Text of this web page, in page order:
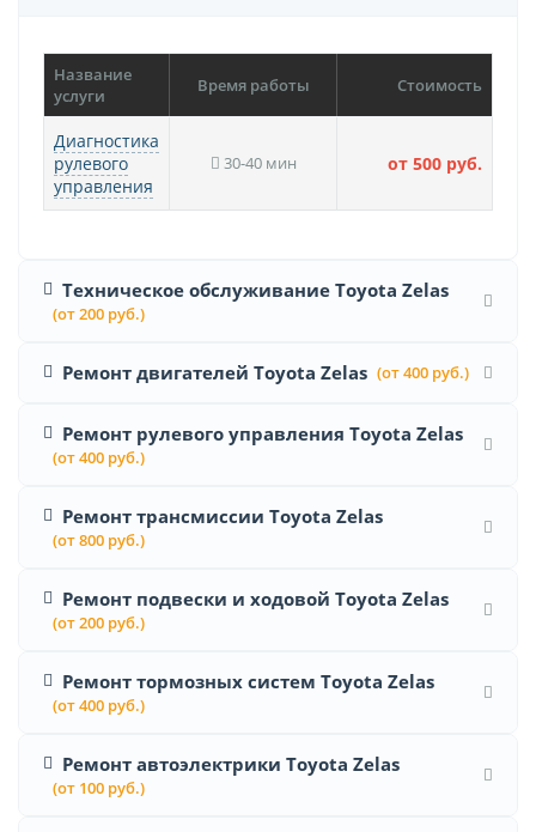
Название
услуги
Время работы Стоимость
Диагностика
рулевого
управления
30-40 мин от 500 руб.
Техническое обслуживание Toyota Zelas
(от 200 руб.)
Ремонт двигателей Toyota Zelas (от 400 руб.)
Ремонт рулевого управления Toyota Zelas
(от 400 руб.)
Ремонт трансмиссии Toyota Zelas
(от 800 руб.)
Ремонт подвески и ходовой Toyota Zelas
(от 200 руб.)
Ремонт тормозных систем Toyota Zelas
(от 400 руб.)
Ремонт автоэлектрики Toyota Zelas
(от 100 руб.)